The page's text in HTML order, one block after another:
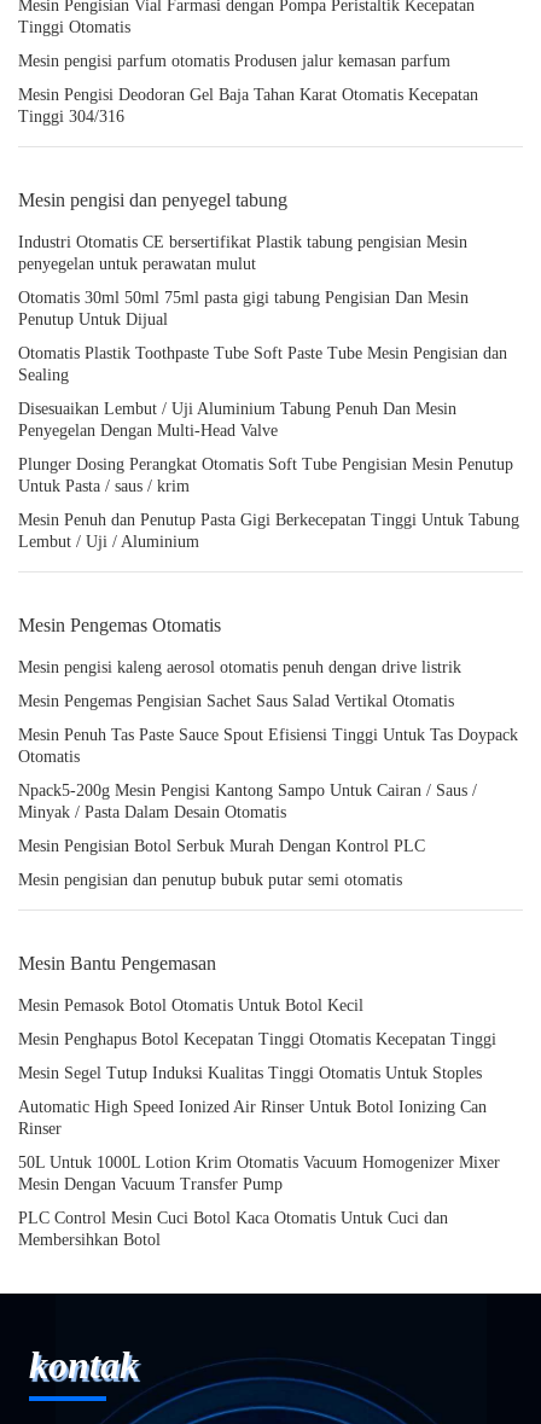
Mesin Pengisian Vial Farmasi dengan Pompa Peristaltik Kecepatan
Tinggi Otomatis
Mesin pengisi parfum otomatis Produsen jalur kemasan parfum
Mesin Pengisi Deodoran Gel Baja Tahan Karat Otomatis Kecepatan
Tinggi 304/316
Mesin pengisi dan penyegel tabung
Industri Otomatis CE bersertifikat Plastik tabung pengisian Mesin
penyegelan untuk perawatan mulut
Otomatis 30ml 50ml 75ml pasta gigi tabung Pengisian Dan Mesin
Penutup Untuk Dijual
Otomatis Plastik Toothpaste Tube Soft Paste Tube Mesin Pengisian dan
Sealing
Disesuaikan Lembut / Uji Aluminium Tabung Penuh Dan Mesin
Penyegelan Dengan Multi-Head Valve
Plunger Dosing Perangkat Otomatis Soft Tube Pengisian Mesin Penutup
Untuk Pasta / saus / krim
Mesin Penuh dan Penutup Pasta Gigi Berkecepatan Tinggi Untuk Tabung
Lembut / Uji / Aluminium
Mesin Pengemas Otomatis
Mesin pengisi kaleng aerosol otomatis penuh dengan drive listrik
Mesin Pengemas Pengisian Sachet Saus Salad Vertikal Otomatis
Mesin Penuh Tas Paste Sauce Spout Efisiensi Tinggi Untuk Tas Doypack
Otomatis
Npack5-200g Mesin Pengisi Kantong Sampo Untuk Cairan / Saus /
Minyak / Pasta Dalam Desain Otomatis
Mesin Pengisian Botol Serbuk Murah Dengan Kontrol PLC
Mesin pengisian dan penutup bubuk putar semi otomatis
Mesin Bantu Pengemasan
Mesin Pemasok Botol Otomatis Untuk Botol Kecil
Mesin Penghapus Botol Kecepatan Tinggi Otomatis Kecepatan Tinggi
Mesin Segel Tutup Induksi Kualitas Tinggi Otomatis Untuk Stoples
Automatic High Speed Ionized Air Rinser Untuk Botol Ionizing Can
Rinser
50L Untuk 1000L Lotion Krim Otomatis Vacuum Homogenizer Mixer
Mesin Dengan Vacuum Transfer Pump
PLC Control Mesin Cuci Botol Kaca Otomatis Untuk Cuci dan
Membersihkan Botol
kontak